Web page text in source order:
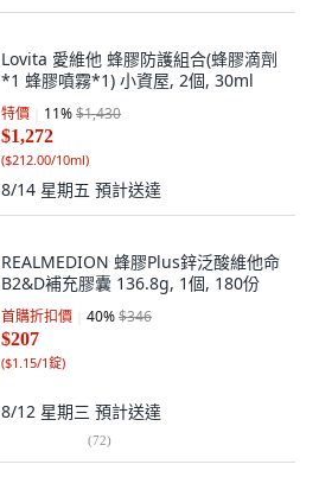
Lovita 愛維他 蜂膠防護組合(蜂膠滴劑
*1 蜂膠噴霧*1) 小資屋, 2個, 30ml
特價 11%$1,430
$1,272
($212.00/10ml)
8/14 星期五 預計送達
REALMEDION 蜂膠Plus鋅泛酸維他命
B2&D補充膠囊 136.8g, 1個, 180份
首購折扣價 40%$346
$207
($1.15/1錠)
8/12 星期三 預計送達
(72)